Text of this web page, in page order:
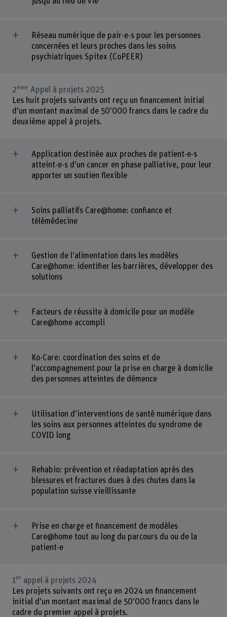
Réseau numérique de pair-e-s pour les personnes
concernées et leurs proches dans les soins
psychiatriques Spitex (CoPEER)
2ème Appel à projets 2025
Les huit projets suivants ont reçu un financement initial
d’un montant maximal de 50’000 francs dans le cadre du
deuxième appel à projets.
Application destinée aux proches de patient-e-s
atteint-e-s d’un cancer en phase palliative, pour leur
apporter un soutien flexible
Soins palliatifs Care@home: confiance et
télémédecine
Gestion de l’alimentation dans les modèles
Care@home: identifier les barrières, développer des
solutions
Facteurs de réussite à domicile pour un modèle
Care@home accompli
Ko-Care: coordination des soins et de
l’accompagnement pour la prise en charge à domicile
des personnes atteintes de démence
Utilisation d’interventions de santé numérique dans
les soins aux personnes atteintes du syndrome de
COVID long
Rehabio: prévention et réadaptation après des
blessures et fractures dues à des chutes dans la
population suisse vieillissante
Prise en charge et financement de modèles
Care@home tout au long du parcours du ou de la
patient-e
1 er appel à projets 2024
Les projets suivants ont reçu en 2024 un financement
initial d’un montant maximal de 50’000 francs dans le
cadre du premier appel à projets.